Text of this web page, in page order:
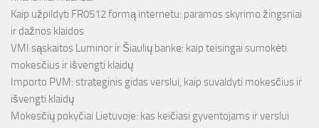
Kaip užpildyti FR0512 formą internetu: paramos skyrimo žingsniai
ir dažnos klaidos
VMI sąskaitos Luminor ir Šiaulių banke: kaip teisingai sumokėti
mokesčius ir išvengti klaidų
Importo PVM: strateginis gidas verslui, kaip suvaldyti mokesčius ir
išvengti klaidų
Mokesčių pokyčiai Lietuvoje: kas keičiasi gyventojams ir verslui